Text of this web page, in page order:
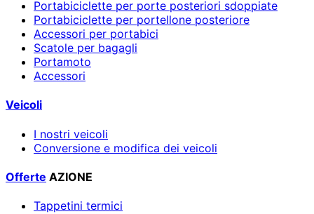
Portabiciclette per porte posteriori sdoppiate
Portabiciclette per portellone posteriore
Accessori per portabici
Scatole per bagagli
Portamoto
Accessori
Veicoli
I nostri veicoli
Conversione e modifica dei veicoli
Offerte AZIONE
Tappetini termici